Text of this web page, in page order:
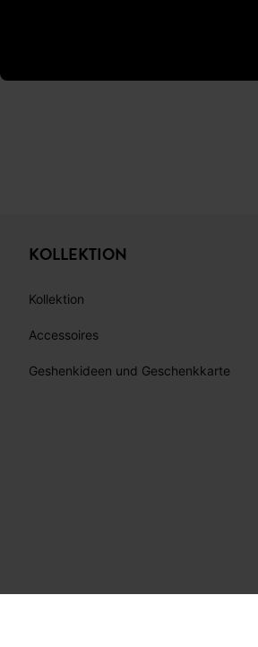
KOLLEKTION
Kollektion
Accessoires
Geshenkideen und Geschenkkarte